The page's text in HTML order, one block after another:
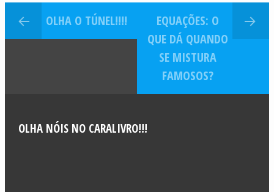
OLHA O TÚNEL!!!!
EQUAÇÕES: O
QUE DÁ QUANDO
SE MISTURA
FAMOSOS?
OLHA NÓIS NO CARALIVRO!!!